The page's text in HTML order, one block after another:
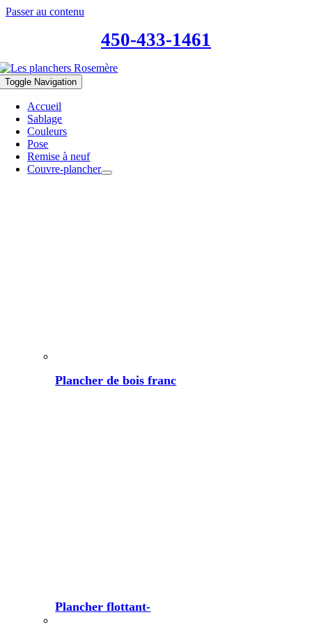
Passer au contenu
450-433-1461
Toggle Navigation
Accueil
Sablage
Couleurs
Pose
Remise à neuf
Couvre-plancher
Plancher de bois franc
Plancher flottant-